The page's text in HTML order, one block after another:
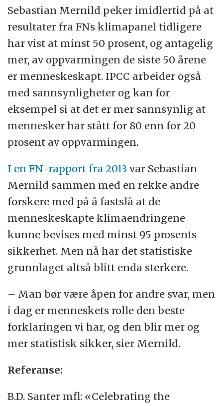
Sebastian Mernild peker imidlertid på at
resultater fra FNs klimapanel tidligere
har vist at minst 50 prosent, og antagelig
mer, av oppvarmingen de siste 50 årene
er menneskeskapt. IPCC arbeider også
med sannsynligheter og kan for
eksempel si at det er mer sannsynlig at
mennesker har stått for 80 enn for 20
prosent av oppvarmingen.
I en FN-rapport fra 2013 var Sebastian
Mernild sammen med en rekke andre
forskere med på å fastslå at de
menneskeskapte klimaendringene
kunne bevises med minst 95 prosents
sikkerhet. Men nå har det statistiske
grunnlaget altså blitt enda sterkere.
– Man bør være åpen for andre svar, men
i dag er menneskets rolle den beste
forklaringen vi har, og den blir mer og
mer statistisk sikker, sier Mernild.
Referanse:
B.D. Santer mfl: «Celebrating the